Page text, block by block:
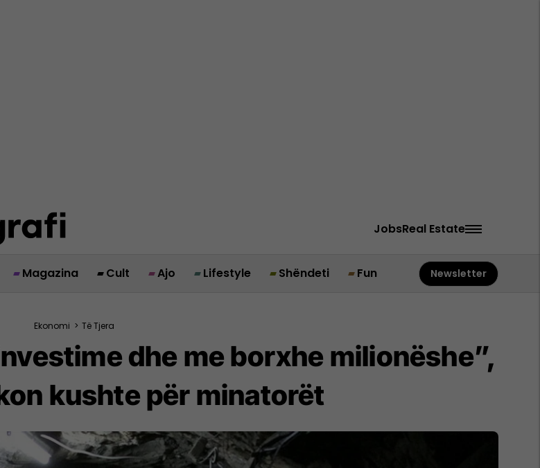
JobsReal Estate
Magazina Cult Ajo Lifestyle Shëndeti Fun Newsletter
Ekonomi > Të Tjera
dhe me borxhe milionëshe”,
kushte për minatorët